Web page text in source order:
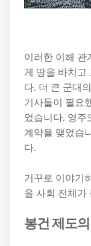
이러한 이해 관
게 땅을 바치고
다. 더 큰 군대
기사들이 필요
었습니다. 영주
계약을 맺었습
다.
거꾸로 이야기
을 사회 전체가
봉건 제도